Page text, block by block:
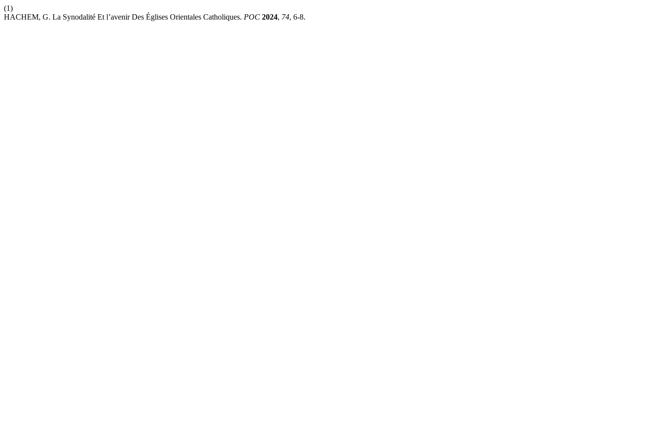
(1)
HACHEM, G. La Synodalité Et l’avenir Des Églises Orientales Catholiques. POC 2024, 74, 6-8.